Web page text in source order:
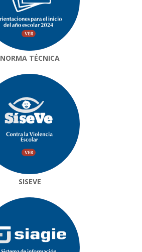
NORMA TÉCNICA
SISEVE